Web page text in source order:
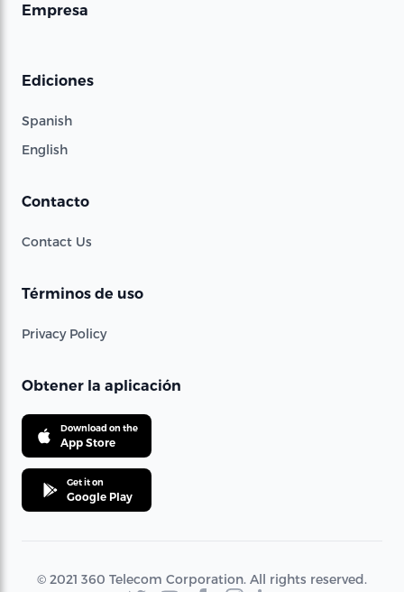
Empresa
Ediciones
Spanish
English
Contacto
Contact Us
Términos de uso
Privacy Policy
Obtener la aplicación
Download on the
App Store
Get it on
Google Play
© 2021 360 Telecom Corporation. All rights reserved.